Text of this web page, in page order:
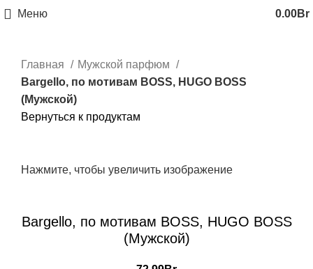
Меню 0.00Br
Главная
Мужской парфюм
Bargello, по мотивам BOSS, HUGO BOSS
(Мужской)
Вернуться к продуктам
Нажмите, чтобы увеличить изображение
Bargello, по мотивам BOSS, HUGO BOSS
(Мужской)